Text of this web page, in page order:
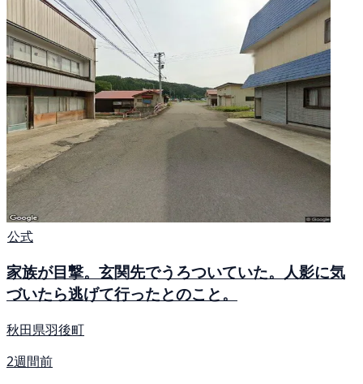
公式
家族が目撃。玄関先でうろついていた。人影に気
づいたら逃げて行ったとのこと。
秋田県羽後町
2週間前